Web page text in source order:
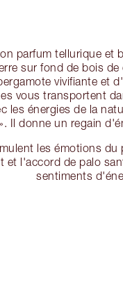
parfum tellurique
sur fond de bois
vivifiante et
vous transportent
les énergies de la
Il donne un regain
les émotions
et l'accord de palo
sentiments